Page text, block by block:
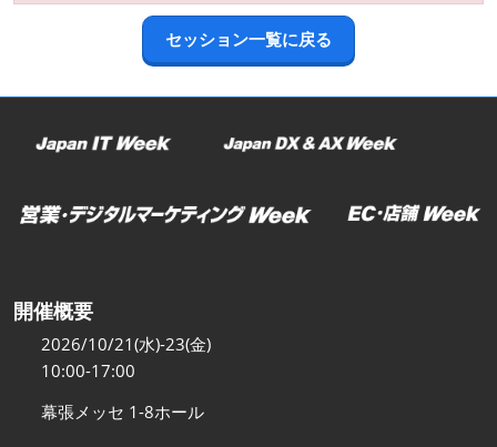
セッション一覧に戻る
開催概要
2026/10/21(水)-23(金)
10:00-17:00
幕張メッセ 1-8ホール